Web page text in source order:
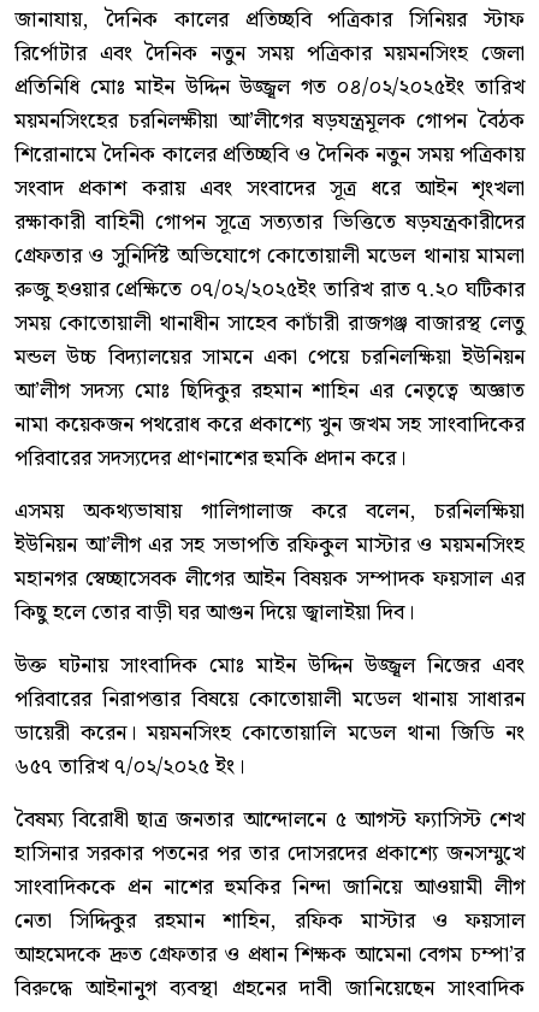
জানাযায়, দৈনিক কালের প্রতিচ্ছবি পত্রিকার সিনিয়র স্টাফ
রির্পোটার এবং দৈনিক নতুন সময় পত্রিকার ময়মনসিংহ জেলা
প্রতিনিধি মোঃ মাইন উদ্দিন উজ্জ্বল গত ০৪/০২/২০২৫ইং তারিখ
ময়মনসিংহের চরনিলক্ষীয়া আ’লীগের ষড়যন্ত্রমূলক গোপন বৈঠক
শিরোনামে দৈনিক কালের প্রতিচ্ছবি ও দৈনিক নতুন সময় পত্রিকায়
সংবাদ প্রকাশ করায় এবং সংবাদের সূত্র ধরে আইন শৃংখলা
রক্ষাকারী বাহিনী গোপন সূত্রে সত্যতার ভিত্তিতে ষড়যন্ত্রকারীদের
গ্রেফতার ও সুনির্দিষ্ট অভিযোগে কোতোয়ালী মডেল থানায় মামলা
রুজু হওয়ার প্রেক্ষিতে ০৭/০২/২০২৫ইং তারিখ রাত ৭.২০ ঘটিকার
সময় কোতোয়ালী থানাধীন সাহেব কাচাঁরী রাজগঞ্জ বাজারস্থ লেতু
মন্ডল উচ্চ বিদ্যালয়ের সামনে একা পেয়ে চরনিলক্ষিয়া ইউনিয়ন
আ’লীগ সদস্য মোঃ ছিদিকুর রহমান শাহিন এর নেতৃত্বে অজ্ঞাত
নামা কয়েকজন পথরোধ করে প্রকাশ্যে খুন জখম সহ সাংবাদিকের
পরিবারের সদস্যদের প্রাণনাশের হুমকি প্রদান করে।
এসময় অকথ্যভাষায় গালিগালাজ করে বলেন, চরনিলক্ষিয়া
ইউনিয়ন আ’লীগ এর সহ সভাপতি রফিকুল মাস্টার ও ময়মনসিংহ
মহানগর স্বেচ্ছাসেবক লীগের আইন বিষয়ক সম্পাদক ফয়সাল এর
কিছু হলে তোর বাড়ী ঘর আগুন দিয়ে জ্বালাইয়া দিব।
উক্ত ঘটনায় সাংবাদিক মোঃ মাইন উদ্দিন উজ্জ্বল নিজের এবং
পরিবারের নিরাপত্তার বিষয়ে কোতোয়ালী মডেল থানায় সাধারন
ডায়েরী করেন। ময়মনসিংহ কোতোয়ালি মডেল থানা জিডি নং
৬৫৭ তারিখ ৭/০২/২০২৫ ইং।
বৈষম্য বিরোধী ছাত্র জনতার আন্দোলনে ৫ আগস্ট ফ্যাসিস্ট শেখ
হাসিনার সরকার পতনের পর তার দোসরদের প্রকাশ্যে জনসম্মুখে
সাংবাদিককে প্রন নাশের হুমকির নিন্দা জানিয়ে আওয়ামী লীগ
নেতা সিদ্দিকুর রহমান শাহিন, রফিক মাস্টার ও ফয়সাল
আহমেদকে দ্রুত গ্রেফতার ও প্রধান শিক্ষক আমেনা বেগম চম্পা’র
বিরুদ্ধে আইনানুগ ব্যবস্থা গ্রহনের দাবী জানিয়েছেন সাংবাদিক